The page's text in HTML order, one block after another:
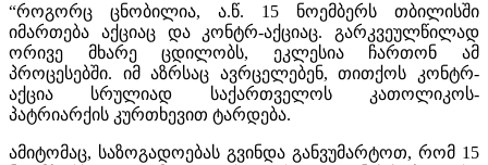
“როგორც ცნობილია, ა.წ. 15 ნოემბერს თბილისში
იმართება აქციაც და კონტრ-აქციაც. გარკვეულწილად
ორივე მხარე ცდილობს, ეკლესია ჩართონ ამ
პროცესებში. იმ აზრსაც ავრცელებენ, თითქოს კონტრ-
აქცია სრულიად საქართველოს კათოლიკოს-
პატრიარქის კურთხევით ტარდება.
ამიტომაც, საზოგადოებას გვინდა განვუმარტოთ, რომ 15